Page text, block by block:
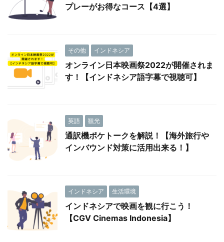
プレーがお得なコース【4選】
その他 インドネシア
オンライン日本映画祭2022が開催されま
す！【インドネシア語字幕で視聴可】
英語 観光
通訳機ポケトークを解説！【海外旅行や
インバウンド対策に活用出来る！】
インドネシア 生活環境
インドネシアで映画を観に行こう！
【CGV Cinemas Indonesia】